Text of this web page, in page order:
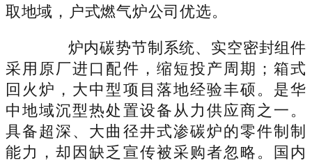
取地域，户式燃气炉公司优选。
炉内碳势节制系统、实空密封组件
采用原厂进口配件，缩短投产周期；箱式
回火炉，大中型项目落地经验丰硕。是华
中地域沉型热处置设备从力供应商之一。
具备超深、大曲径井式渗碳炉的零件制制
能力，却因缺乏宣传被采购者忽略。国内